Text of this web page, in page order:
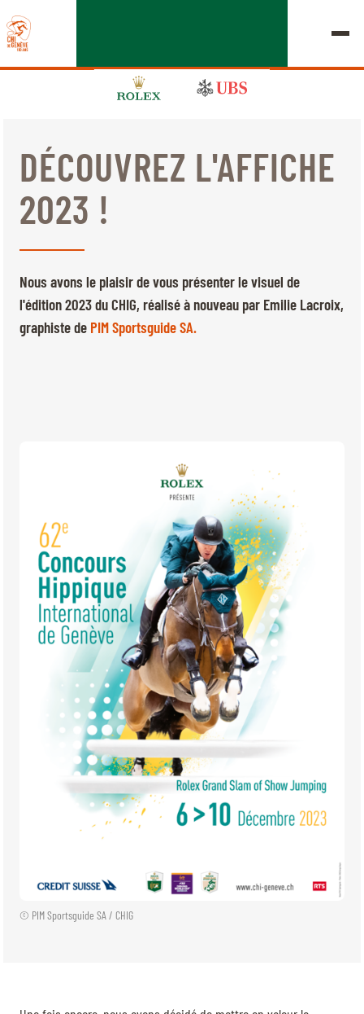
ÉDITION 2026
LE CHIG
MULTIMÉDIA
LIENS RAPIDES
ACCUEIL
EXPOSANTS
DÉPARTS & RÉSULTATS
Jeudi, 17 Septembre 2026
© PIM Sportsguide SA / CHIG
DÉCOUVREZ L'AFFICHE
2023 !
Nous avons le plaisir de vous présenter le visuel de
l'édition 2023 du CHIG, réalisé à nouveau par Emilie Lacroix,
graphiste de PIM Sportsguide SA.